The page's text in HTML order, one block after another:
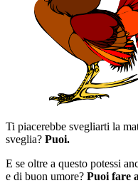
Ti piacerebbe svegliarti la
sveglia? Puoi.
E se oltre a questo potessi
e di buon umore? Puoi fare